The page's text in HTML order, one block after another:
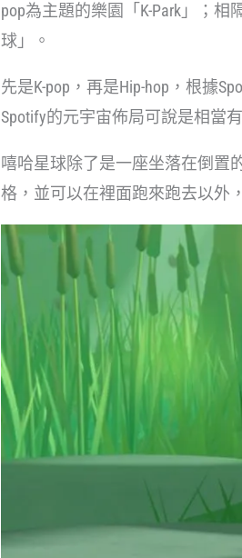
pop為主題的樂園「K-Park」；
球」。
先是K-pop，再是Hip-hop，根據
Spotify的元宇宙佈局可說是相當
嘻哈星球除了是一座坐落在倒置
格，並可以在裡面跑來跑去以外